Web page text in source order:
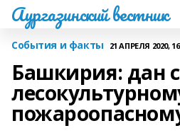
Аургазинский вестник
События и факты 21 АПРЕЛЯ 2020,
Башкирия: дан